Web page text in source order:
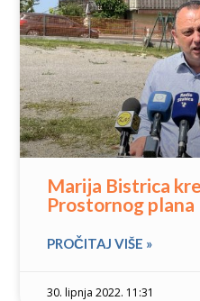
Marija Bistrica
Prostornog plana
PROČITAJ VIŠE »
30. lipnja 2022. 11:31